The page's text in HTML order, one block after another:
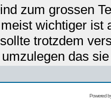
zum grossen
wichtiger ist
trotzdem
das
Powered